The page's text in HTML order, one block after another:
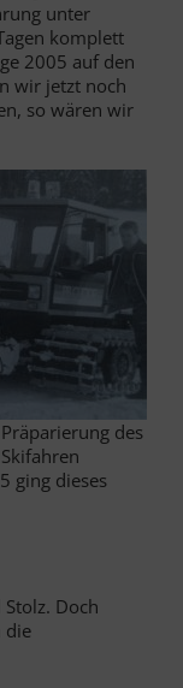
unter
komplett
2005 auf den
wir jetzt noch
so wären wir
des
ging dieses
Doch
die